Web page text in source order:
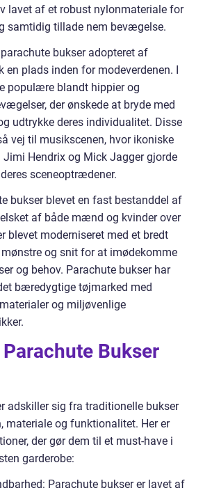
lavet af et robust nylonmateriale for
samtidig tillade nem bevægelse.
bukser adopteret af
plads inden for modeverdenen. I
populære blandt hippier og
der ønskede at bryde med
udtrykke deres individualitet. Disse
vej til musikscenen, hvor ikoniske
Jimi Hendrix og Mick Jagger gjorde
sceneoptrædener.
bukser blevet en fast bestanddel af
af både mænd og kvinder over
blevet moderniseret med et bredt
og snit for at imødekomme
og behov. Parachute bukser har
bæredygtige tøjmarked med
og miljøvenlige
Bukser
adskiller sig fra traditionelle bukser
materiale og funktionalitet. Her er
der gør dem til et must-have i
garderobe:
Parachute bukser er lavet af